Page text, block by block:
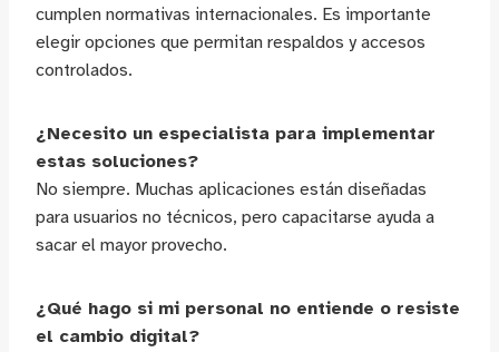
cumplen normativas internacionales. Es importante
elegir opciones que permitan respaldos y accesos
controlados.
¿Necesito un especialista para implementar
estas soluciones?
No siempre. Muchas aplicaciones están diseñadas
para usuarios no técnicos, pero capacitarse ayuda a
sacar el mayor provecho.
¿Qué hago si mi personal no entiende o resiste
el cambio digital?